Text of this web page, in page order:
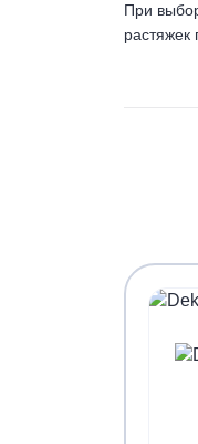
При
растяжек